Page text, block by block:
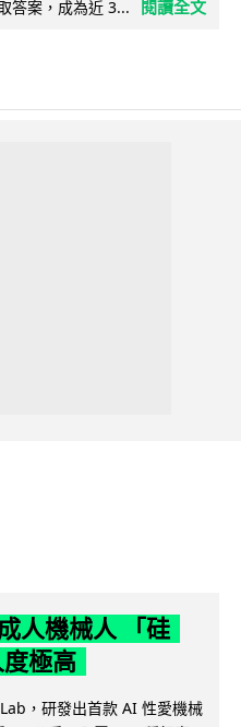
答案，成為近 3... 閱讀全文
人機械人 「硅
極高
，研發出首款 AI 性愛機械